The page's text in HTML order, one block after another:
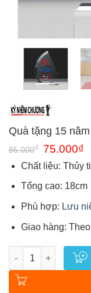
Quà tặng 15
85.000₫
Giá
gốc
là:
85.000₫.
75.000₫
Chất liệu: Thủy
Tổng cao: 18cm
Phù hợp: Lưu
Giao hàng:
Số lượng